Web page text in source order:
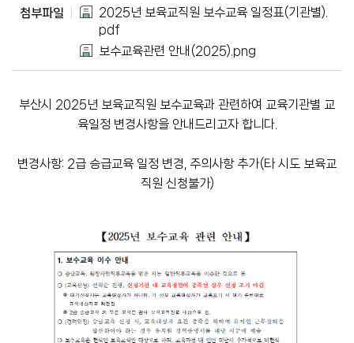
첨부파일
2025년 보육교직원 보수교육 일정표(기관별).
pdf
보수교육관련 안내(2025).png
부산시 2025년 보육교직원 보수교육과 관련하여 교육기관별 교
육일정 변경사항을 안내드리고자 합니다.
변경사항: 2급 승급교육 일정 변경, 주의사항 추가(타 시도 보육교
직원 신청불가)